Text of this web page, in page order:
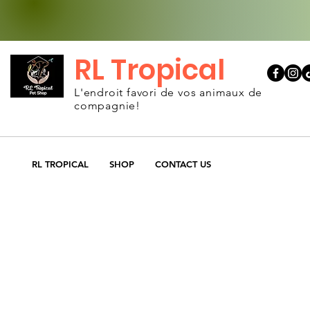
RL Tropical
L'endroit favori de vos animaux de
compagnie!
RL TROPICAL SHOP CONTACT US